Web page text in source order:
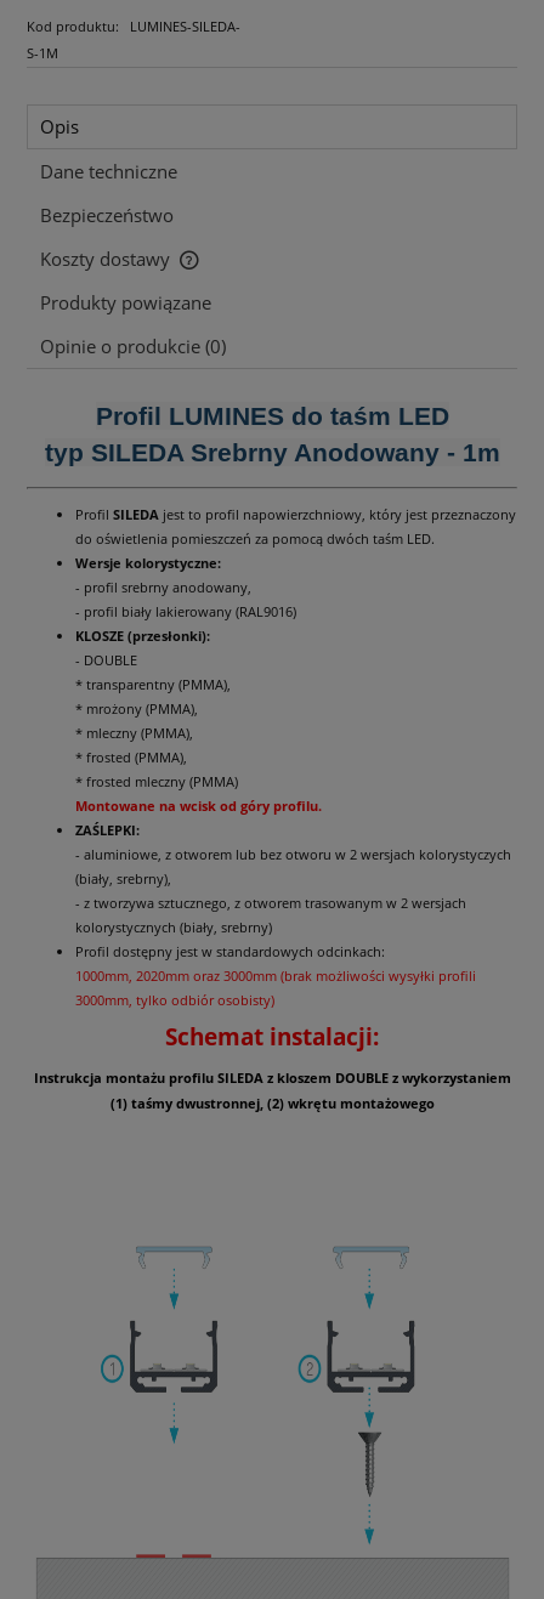
Kod produktu:
LUMINES-SILEDA-
S-1M
Opis
Dane techniczne
Bezpieczeństwo
Koszty dostawy
Cena nie zawiera ewentualnych kosztów płatności
Produkty powiązane
Opinie o produkcie (0)
Profil LUMINES do taśm LED
typ SILEDA Srebrny Anodowany - 1m
Profil SILEDA jest to profil napowierzchniowy, który jest przeznaczony
do oświetlenia pomieszczeń za pomocą dwóch taśm LED.
Wersje kolorystyczne:
- profil srebrny anodowany,
- profil biały lakierowany (RAL9016)
KLOSZE (przesłonki):
- DOUBLE
* transparentny (PMMA),
* mrożony (PMMA),
* mleczny (PMMA),
* frosted (PMMA),
* frosted mleczny (PMMA)
Montowane na wcisk od góry profilu.
ZAŚLEPKI:
- aluminiowe, z otworem lub bez otworu w 2 wersjach kolorystyczych
(biały, srebrny),
- z tworzywa sztucznego, z otworem trasowanym w 2 wersjach
kolorystycznych (biały, srebrny)
Profil dostępny jest w standardowych odcinkach:
1000mm, 2020mm oraz 3000mm (brak możliwości wysyłki profili
3000mm, tylko odbiór osobisty)
Schemat instalacji:
Instrukcja montażu profilu SILEDA z kloszem DOUBLE z wykorzystaniem
(1) taśmy dwustronnej, (2) wkrętu montażowego